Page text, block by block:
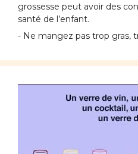
grossesse peut avoir des
santé de l’enfant.
- Ne mangez pas trop gras,